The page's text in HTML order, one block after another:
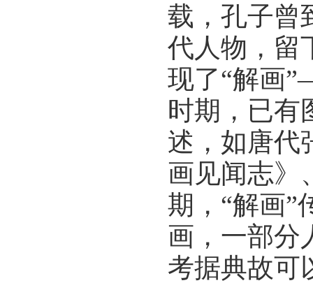
载，孔子曾
代人物，留
现了“解画
时期，已有
述，如唐代
画见闻志》
期，“解画”
画，一部分
考据典故可